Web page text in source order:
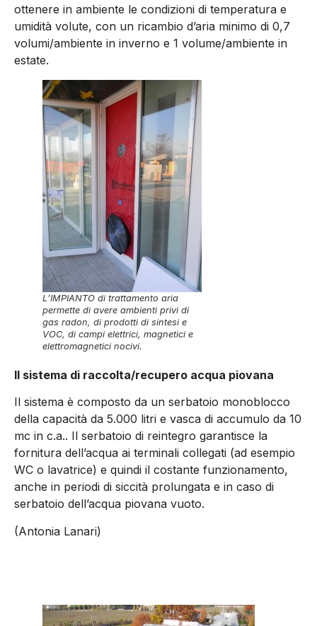
ottenere in ambiente le condizioni di temperatura e
umidità volute, con un ricambio d’aria minimo di 0,7
volumi/ambiente in inverno e 1 volume/ambiente in
estate.
L’IMPIANTO di trattamento aria
permette di avere ambienti privi di
gas radon, di prodotti di sintesi e
VOC, di campi elettrici, magnetici e
elettromagnetici nocivi.
Il sistema di raccolta/recupero acqua piovana
Il sistema è composto da un serbatoio monoblocco
della capacità da 5.000 litri e vasca di accumulo da 10
mc in c.a.. Il serbatoio di reintegro garantisce la
fornitura dell’acqua ai terminali collegati (ad esempio
WC o lavatrice) e quindi il costante funzionamento,
anche in periodi di siccità prolungata e in caso di
serbatoio dell’acqua piovana vuoto.
(Antonia Lanari)